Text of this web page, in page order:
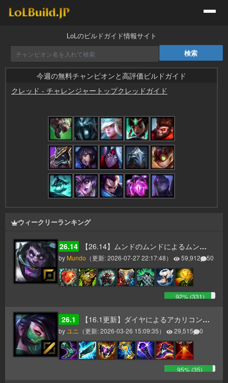
LoLのビルドガイド情報サイト
今週の無料チャンピオンと高評価ビルドガイド
クレッド - チャレンジャートップクレッドガイド
by ついんたーぼ
ウィークリーランキング
26.14 【26.14】ムンドのムンドによるムンドのためのムンドガイド
by Mundo （更新:2026-07-27 22:17:48） 59,912 50
92% (331)
26.1 【16.1更新】ダイヤによるアカリコンボ・ビルド・立ち回り解説
by ユニ （更新:2026-03-26 15:09:35） 29,515 0
95% (35)